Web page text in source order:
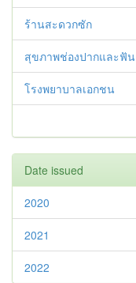
ร้านสะดวกซัก
สุขภาพช่องปากและฟัน
โรงพยาบาลเอกชน
Date issued
2020
2021
2022